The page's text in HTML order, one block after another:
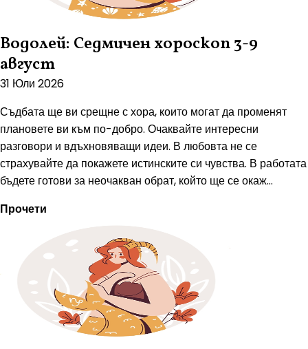
Водолей: Седмичен хороскоп 3-9
август
31 Юли 2026
Съдбата ще ви срещне с хора, които могат да променят
плановете ви към по-добро. Очаквайте интересни
разговори и вдъхновяващи идеи. В любовта не се
страхувайте да покажете истинските си чувства. В работата
бъдете готови за неочакван обрат, който ще се окаж...
Прочети